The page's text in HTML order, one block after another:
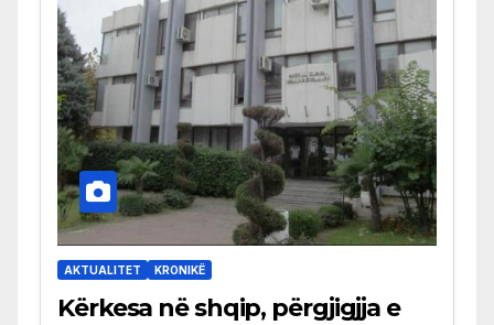
AKTUALITET KRONIKË
Kërkesa në shqip, përgjigjja e